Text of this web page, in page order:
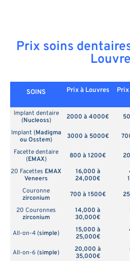
Prix soins
SOINS Prix à Louvres Prix
Implant dentaire
(Nucleoss) 2000 à 4000€
Implant (Madigma
ou Osstem) 3000 à 5000€
Facette dentaire
(EMAX) 800 à 1200€
20 Facettes EMAX
Veneers
16,000 à
24,000€
Couronne
zirconium
700 à 1500€
20 Couronnes
zirconium
14,000 à
30,000€
All-on-4 (simple)
15,000 à
25,000€
All-on-6 (simple)
20,000 à
35,000€